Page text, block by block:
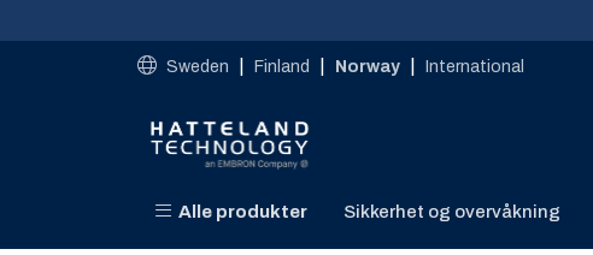
Sweden Finland Norway International
Alle produkter Sikkerhet og overvåkning